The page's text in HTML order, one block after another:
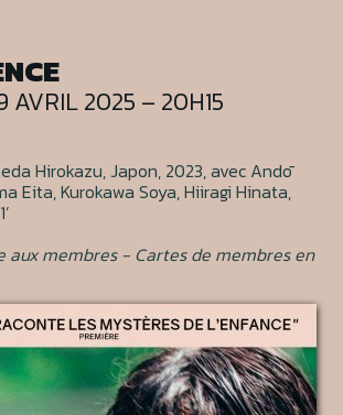
AVRIL 2025 – 20H15
Hirokazu, Japon, 2023, avec Andō
Eita, Kurokawa Soya, Hiiragi Hinata,
aux membres - Cartes de membres en